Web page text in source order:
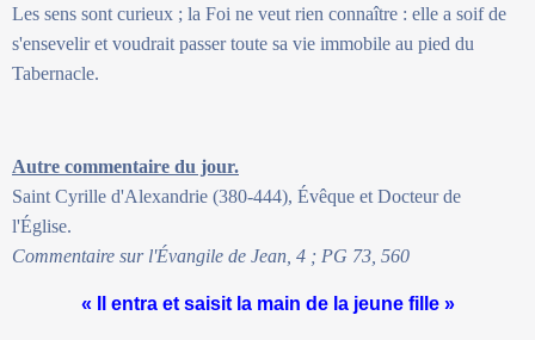
Les sens sont curieux ; la Foi ne veut rien connaître : elle a soif de
s'ensevelir et voudrait passer toute sa vie immobile au pied du
Tabernacle.
Autre commentaire du jour.
Saint Cyrille d'Alexandrie (380-444), Évêque et Docteur de
l'Église.
Commentaire sur l'Évangile de Jean, 4 ; PG 73, 560
« Il entra et saisit la main de la jeune fille »